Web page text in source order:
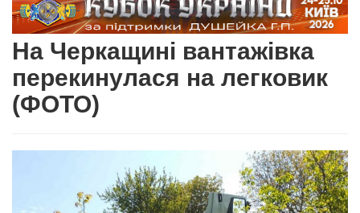
На Черкащині вантажівка
перекинулася на легковик
(ФОТО)